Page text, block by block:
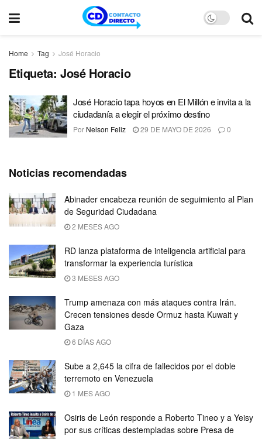
Home Tag José Horacio
Etiqueta: José Horacio
José Horacio tapa hoyos en El Millón e invita a la
ciudadanía a elegir el próximo destino
Por Nelson Feliz 29 DE MAYO DE 2026 0
Noticias recomendadas
Abinader encabeza reunión de seguimiento al Plan
de Seguridad Ciudadana
2 MESES AGO
RD lanza plataforma de inteligencia artificial para
transformar la experiencia turística
3 MESES AGO
Trump amenaza con más ataques contra Irán.
Crecen tensiones desde Ormuz hasta Kuwait y
Gaza
6 DÍAS AGO
Sube a 2,645 la cifra de fallecidos por el doble
terremoto en Venezuela
1 MES AGO
Osiris de León responde a Roberto Tineo y a Yeisy
por sus críticas destempladas sobre Presa de